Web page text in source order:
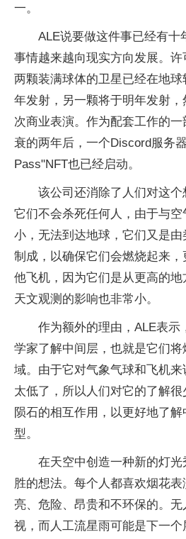
一。
ALE说要做这件事已经有十
事情越来越向现实方向发展。许
两颗装满球体的卫星已经在地
年发射，另一颗将于明年发射
次商业表演。作为配套工作的
衰的两年后，一个Discord服务
Pass"NFT也已经启动。
该公司还消除了人们对这个
它们不会杀死任何人，由于与
小，无法到达地球，它们又是
制成，以确保它们会燃烧起来
他飞机，因为它们是从更高的
天文观测的影响也非常小。
作为额外的理由，ALE表示
学家了解中间层，也就是它们
域。由于它对气象气球和飞机
太低了，所以人们对它的了解
陨石的相互作用，以更好地了
型。
在天空中创造一种新的灯光
胜的想法。每个人都喜欢烟花
亮、危险、昂贵和不环保的。
视，而人工流星雨可能是下一个